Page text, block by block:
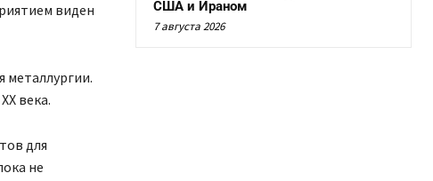
виден
металлургии.
века.
для
не
США и Ираном
7 августа 2026